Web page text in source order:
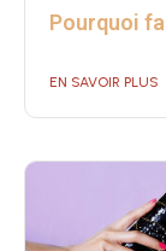
Pourquoi
EN SAVOIR PLUS